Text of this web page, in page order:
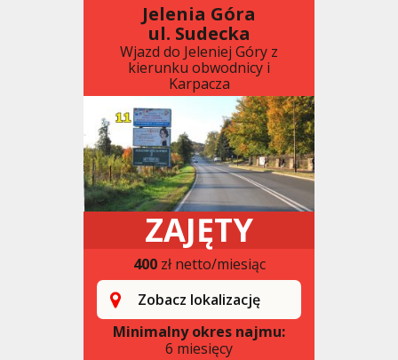
Jelenia Góra
ul. Sudecka
Wjazd do Jeleniej Góry z
kierunku obwodnicy i
Karpacza
ZAJĘTY
400zł netto/miesiąc
Zobacz lokalizację
Minimalny okres najmu:
6 miesięcy